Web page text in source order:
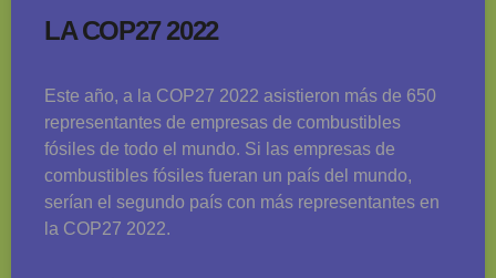
LA COP27 2022
Este año, a la COP27 2022 asistieron más de 650
representantes de empresas de combustibles
fósiles de todo el mundo. Si las empresas de
combustibles fósiles fueran un país del mundo,
serían el segundo país con más representantes en
la COP27 2022.